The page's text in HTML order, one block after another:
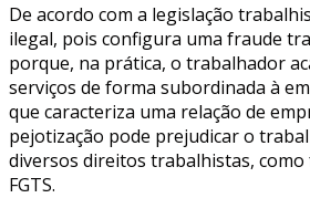
De acordo com a legislação
ilegal, pois configura uma fraude
porque, na prática, o trabalhador
serviços de forma subordinada à
que caracteriza uma relação de
pejotização pode prejudicar o
diversos direitos trabalhistas, como
FGTS.